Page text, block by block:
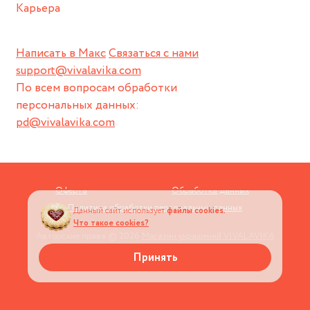
Написать в МаксСвязаться с нами
support@vivalavika.com
По всем вопросам обработки
персональных данных:
pd@vivalavika.com
Карьера
Оферта
Обработка данных
Политика обработки персональных данных
Данный сайт используетфайлы cookies.
Что такое cookies?
Принять